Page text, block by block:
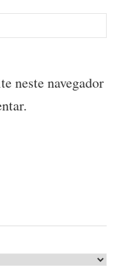
neste navegador